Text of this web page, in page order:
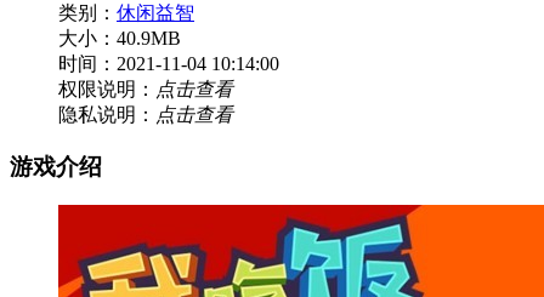
类别： 休闲益智
大小：40.9MB
时间：2021-11-04 10:14:00
权限说明： 点击查看
隐私说明： 点击查看
游戏介绍